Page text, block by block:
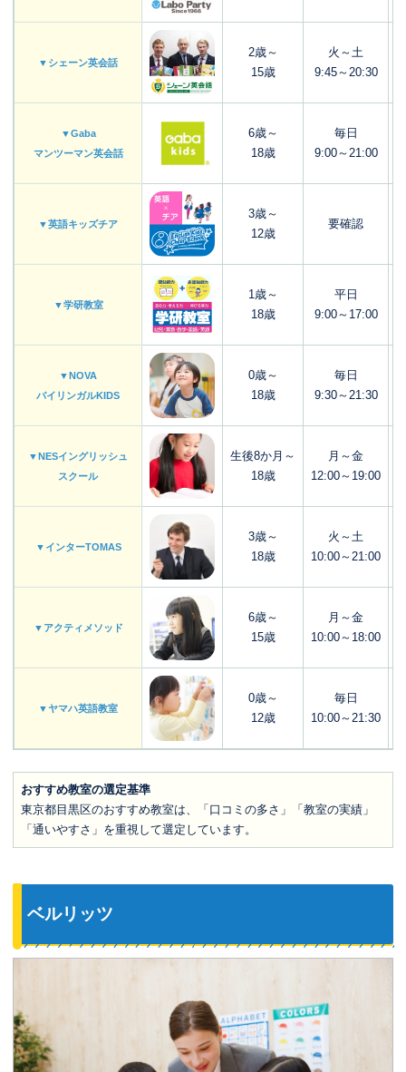
▼シェーン英会話
2歳～
15歳
火～土
9:45～20:30
▼Gaba
マンツーマン英会話
6歳～
18歳
毎日
9:00～21:00
▼英語キッズチア
3歳～
12歳
要確認
▼学研教室
1歳～
18歳
平日
9:00～17:00
▼NOVA
バイリンガルKIDS
0歳～
18歳
毎日
9:30～21:30
▼NESイングリッシュ
スクール
生後8か月～
18歳
月～金
12:00～19:00
▼インターTOMAS
3歳～
18歳
火～土
10:00～21:00
▼アクティメソッド
6歳～
15歳
月～金
10:00～18:00
▼ヤマハ英語教室
0歳～
12歳
毎日
10:00～21:30
おすすめ教室の選定基準
東京都目黒区のおすすめ教室は、「口コミの多さ」「教室の実績」
「通いやすさ」を重視して選定しています。
ベルリッツ